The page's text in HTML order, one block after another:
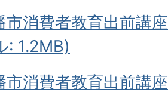
市消費者教育出前講
: 1.2MB)
市消費者教育出前講